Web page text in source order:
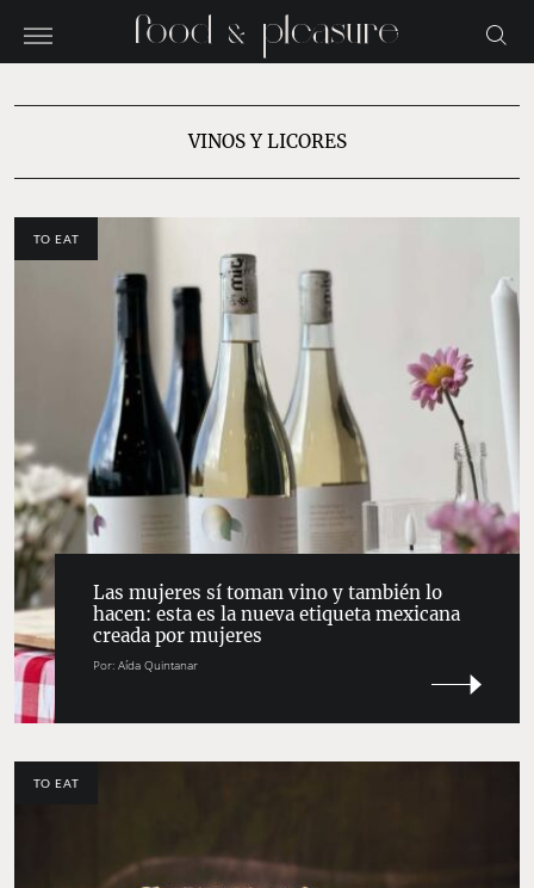
VINOS Y LICORES
TO EAT
Las mujeres sí toman vino y también lo
hacen: esta es la nueva etiqueta mexicana
creada por mujeres
Por: Aída Quintanar
TO EAT